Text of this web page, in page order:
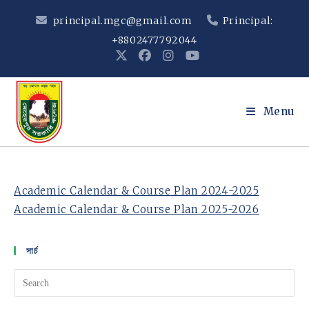
principal.mgc@gmail.com
Principal:
+8802477792044
Menu
Academic Calendar & Course Plan 2024-2025
Academic Calendar & Course Plan 2025-2026
সার্চ